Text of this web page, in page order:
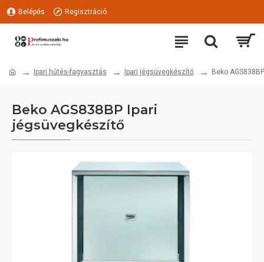
Belépés Regisztráció
Ipari hűtés-fagyasztás Ipari jégsüvegkészítő Beko
Beko AGS838BP Ipari
jégsüvegkészítő